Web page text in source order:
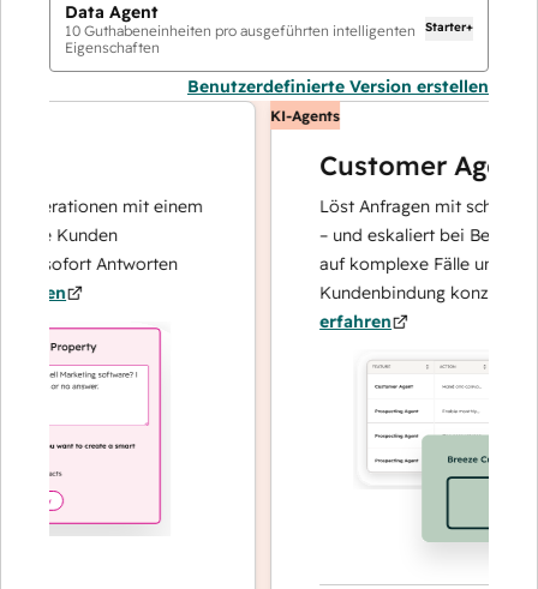
Data Agent
10 Guthabeneinheiten pro ausgeführten intelligenten
Eigenschaften
Starter+
Benutzerdefinierte Version erstellen
mit einem
Kunden
sofort Antworten
KI-Agents
Customer Agent
Löst Anfragen mit schnellen,
– und eskaliert bei Bedarf,
auf komplexe Fälle und den
Kundenbindung konzentrieren
erfahren